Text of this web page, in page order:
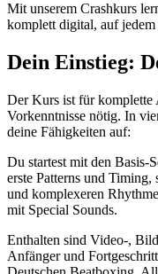
Mit unserem Crashkurs
komplett digital, auf jedem
Dein Einstieg:
Der Kurs ist für
Vorkenntnisse nötig. In
deine Fähigkeiten auf:
Du startest mit den Basis-
erste Patterns und
und komplexeren
mit Special Sounds.
Enthalten sind Video-,
Anfänger und